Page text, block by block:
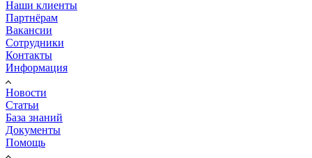
Наши клиенты
Партнёрам
Вакансии
Сотрудники
Контакты
Информация
Новости
Статьи
База знаний
Документы
Помощь